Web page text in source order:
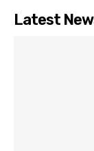
Latest